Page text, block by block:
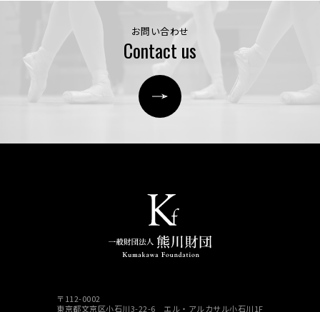
お問い合わせ
Contact us
〒112-0002
東京都文京区小石川3-22-6 エル・アルカサル小石川1F